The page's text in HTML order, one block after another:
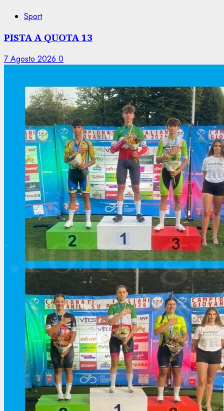
Sport
PISTA A QUOTA 13
7 Agosto 2026 0